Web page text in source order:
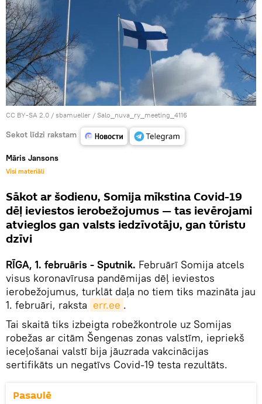
CC BY-SA 2.0 / sbamueller / Salo_nuva_ry_meeting_4116
Sekot līdzi rakstam
Māris Jansons
Visi materiāli
Sākot ar šodienu, Somija mīkstina Covid-19
dēļ ieviestos ierobežojumus — tas ievērojami
atvieglos gan valsts iedzīvotāju, gan tūristu
dzīvi
RĪGA, 1. februāris - Sputnik. Februārī Somija atcels
visus koronavīrusa pandēmijas dēļ ieviestos
ierobežojumus, turklāt daļa no tiem tiks mazināta jau
1. februāri, raksta err.ee .
Tai skaitā tiks izbeigta robežkontrole uz Somijas
robežas ar citām Šengenas zonas valstīm, iepriekš
ieceļošanai valstī bija jāuzrada vakcinācijas
sertifikāts un negatīvs Covid-19 testa rezultāts.
Pasaulē